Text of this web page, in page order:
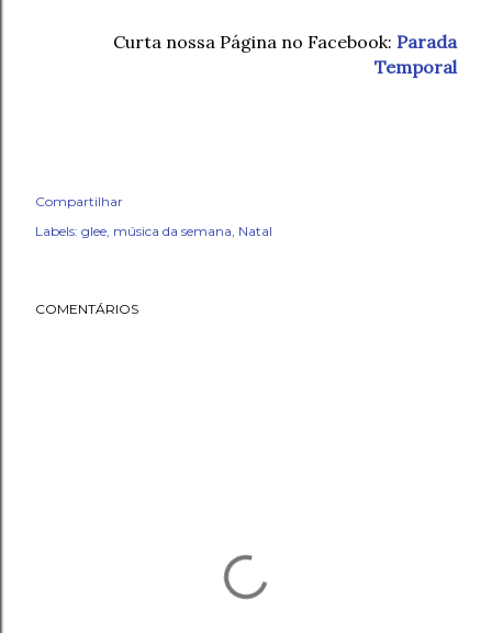
Curta nossa Página no Facebook: Parada
Temporal
Compartilhar
Labels: glee música da semana Natal
COMENTÁRIOS